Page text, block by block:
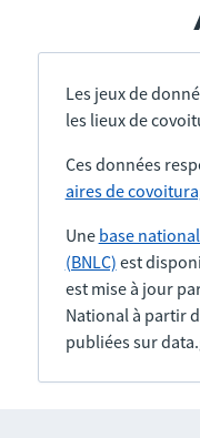
Les jeux de
les lieux de
Ces données
aires de
Une base
(BNLC) est
est mise à jour
National à partir
publiées sur